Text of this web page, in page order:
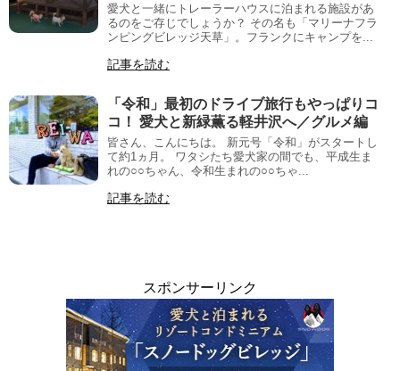
愛犬と一緒にトレーラーハウスに泊まれる施設があ
るのをご存じでしょうか？ その名も「マリーナフラ
ンピングビレッジ天草」。フランクにキャンプを...
記事を読む
「令和」最初のドライブ旅行もやっぱりコ
コ！ 愛犬と新緑薫る軽井沢へ／グルメ編
皆さん、こんにちは。 新元号「令和」がスタートし
て約1ヵ月。 ワタシたち愛犬家の間でも、平成生ま
れの○○ちゃん、令和生まれの○○ちゃ...
記事を読む
スポンサーリンク